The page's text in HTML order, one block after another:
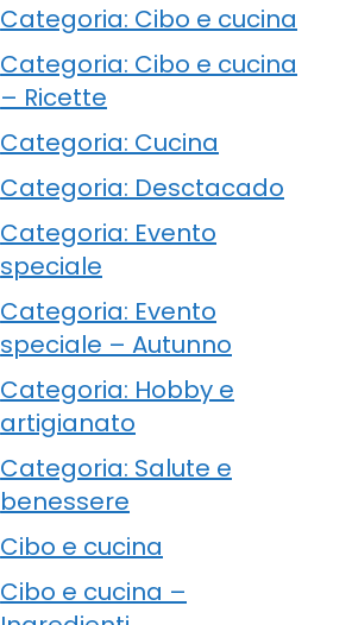
Categoria: Cibo e cucina
Categoria: Cibo e cucina
– Ricette
Categoria: Cucina
Categoria: Desctacado
Categoria: Evento
speciale
Categoria: Evento
speciale – Autunno
Categoria: Hobby e
artigianato
Categoria: Salute e
benessere
Cibo e cucina
Cibo e cucina –